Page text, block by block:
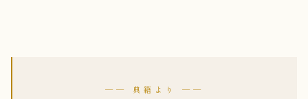
── 典籍より ──